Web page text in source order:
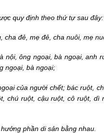
quy định theo thứ tự sau đây:
đẻ, mẹ đẻ, cha nuôi, mẹ
nội, ông ngoại, bà ngoại, anh
ngoại, bà ngoại;
của người chết; bác ruột,
chú ruột, cậu ruột, cô ruột,
phần di sản bằng nhau.